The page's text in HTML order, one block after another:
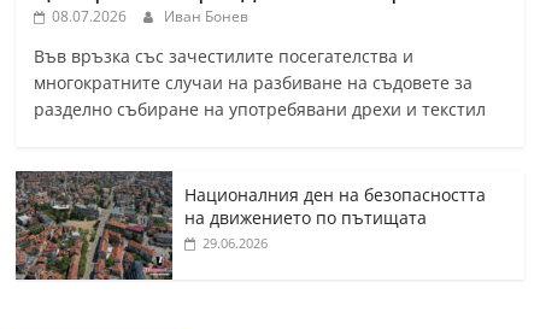
08.07.2026 Иван Бонев
Във връзка със зачестилите посегателства и
многократните случаи на разбиване на съдовете за
разделно събиране на употребявани дрехи и текстил
Националния ден на безопасността
на движението по пътищата
29.06.2026